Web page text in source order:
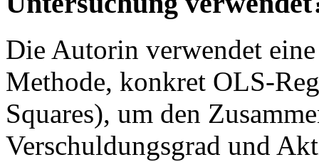
Die Autorin verwendet
Methode, konkret OLS-
Squares), um den
Verschuldungsgrad und